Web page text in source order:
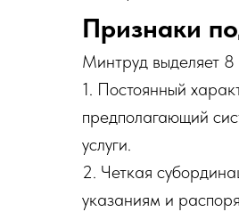
Признаки
Минтруд выделяет
1. Постоянный
предполагающий
услуги.
2. Четкая
указаниям и